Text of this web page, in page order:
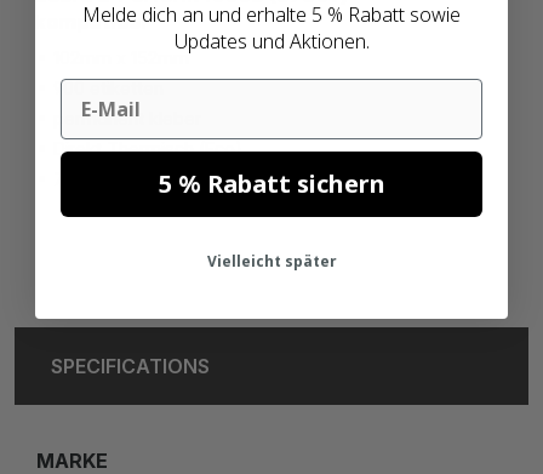
kompatibel
900 etiketten
permanent kleber
Direkt Thermisch (Eco)
SPECIFICATIONS
MARKE
Melde dich an und erhalte 5 % Rabatt sowie
Updates und Aktionen.
Email
5 % Rabatt sichern
Vielleicht später